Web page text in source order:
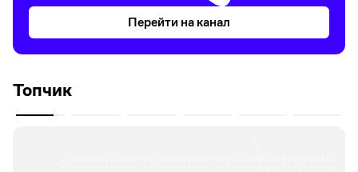
Перейти на канал
Топчик